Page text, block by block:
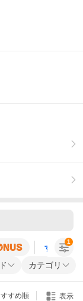
すべての条
カテゴリ
1
すめ順 表示